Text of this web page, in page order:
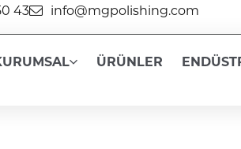
43 info@mgpolishing.com
ÜRÜNLER